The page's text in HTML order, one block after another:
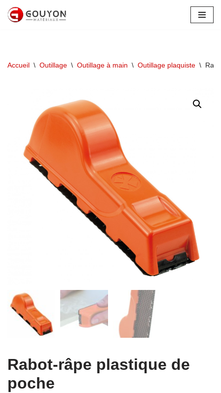
Accueil \ Outillage \ Outillage à main \ Outillage plaquiste \
Rabot-râpe plastique de
poche